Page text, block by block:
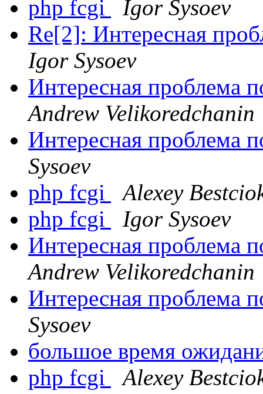
php fcgi
Igor Sysoev
Re[2]: Интересная
Igor Sysoev
Интересная проблема
Andrew Velikoredchanin
Интересная проблема
Sysoev
php fcgi
Alexey
php fcgi
Igor Sysoev
Интересная проблема
Andrew Velikoredchanin
Интересная проблема
Sysoev
большое время
php fcgi
Alexey